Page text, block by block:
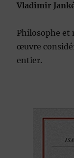
Vladimir
Philosophe et
œuvre
entier.